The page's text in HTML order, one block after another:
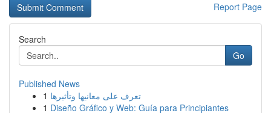
Report Page
Search
Go
Published News
1 تعرف على معانيها وتأثيرها
1 Diseño Gráfico y Web: Guía para Principiantes